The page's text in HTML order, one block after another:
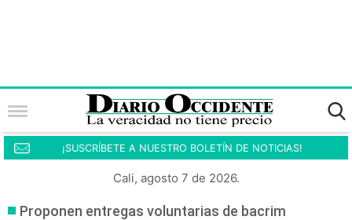
¡SUSCRÍBETE A NUESTRO BOLETÍN DE NOTICIAS!
Cali, agosto 7 de 2026.
Proponen entregas voluntarias de bacrim